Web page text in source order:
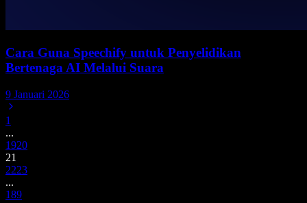
Cara Guna Speechify untuk Penyelidikan
Bertenaga AI Melalui Suara
9 Januari 2026
1
...
1920
21
2223
...
189